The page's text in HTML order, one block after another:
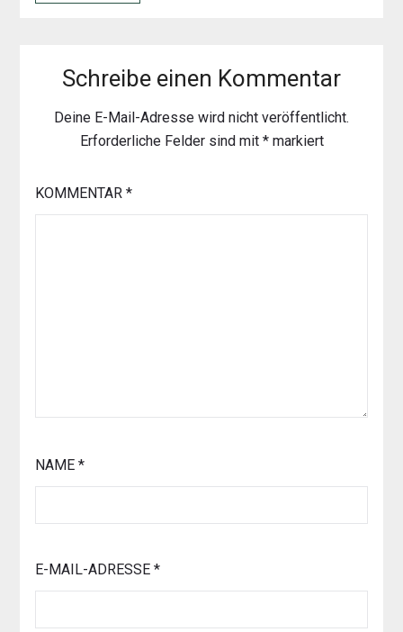
Schreibe einen Kommentar
Deine E-Mail-Adresse wird nicht veröffentlicht.
Erforderliche Felder sind mit *markiert
KOMMENTAR *
NAME *
E-MAIL-ADRESSE *